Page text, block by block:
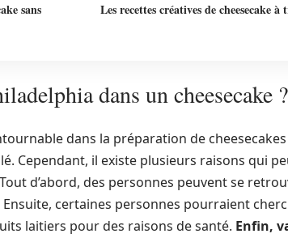
sans
Les recettes créatives de cheesecake
dans un cheesecake ?
dans la préparation de
Cependant, il existe plusieurs raisons qui
d’abord, des personnes peuvent se
certaines personnes pourraient
laitiers pour des raisons de santé. Enfin,